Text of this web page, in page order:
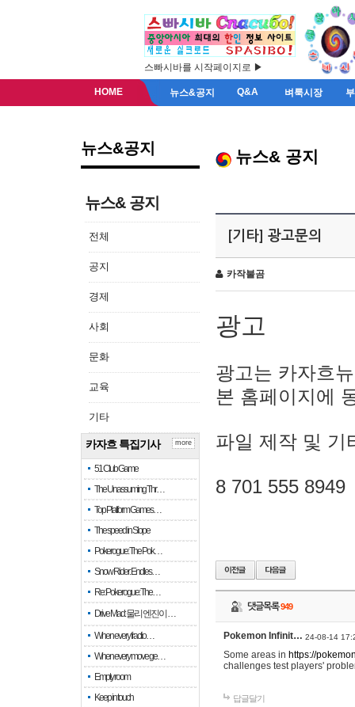
스빠시바를 시작페이지로 ▶
HOME 뉴스&공지 Q&A 벼룩시장
뉴스&공지
뉴스& 공지
전체
공지
경제
사회
문화
교육
기타
카자흐 특집기사
51 Club Game
The Unassuming Thr…
Top Platform Games…
The speed in Slope
Pokerogue: The Pok…
Snow Rider: Endles…
Re: Pokerogue: The…
Drive Mad: 물리 엔진이 …
When every fractio…
When every move ge…
Empty room
Keep in touch
more
뉴스& 공지
[기타] 광고문의
카작불곰
광고
광고는 카자흐
본 홈페이지에
파일 제작 및 기
8 701 555 8949
댓글목록949
Pokemon Infinit… 24-08-14
Some areas in https://
challenges test players'
답글달기